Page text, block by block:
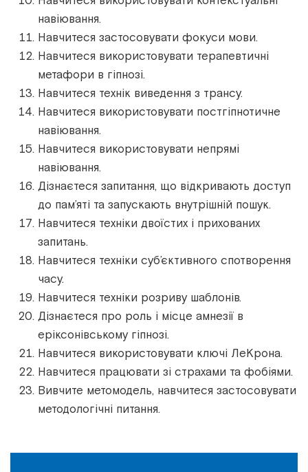
навіювання.
Навчитеся застосовувати фокуси мови.
Навчитеся використовувати терапевтичні
метафори в гіпнозі.
Навчитеся технік виведення з трансу.
Навчитеся використовувати постгіпнотичне
навіювання.
Навчитеся використовувати непрямі
навіювання.
Дізнаєтеся запитання, що відкривають доступ
до пам’яті та запускають внутрішній пошук.
Навчитеся техніки двоїстих і прихованих
запитань.
Навчитеся техніки суб’єктивного спотворення
часу.
Навчитеся техніки розриву шаблонів.
Дізнаєтеся про роль і місце амнезії в
еріксонівському гіпнозі.
Навчитеся використовувати ключі ЛеКрона.
Навчитеся працювати зі страхами та фобіями.
Вивчите метомодель, навчитеся застосовувати
методологічні питання.